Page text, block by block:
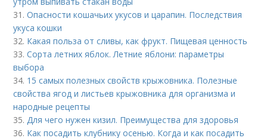
31.Опасности кошачьих укусов и царапин. Последствия
укуса кошки
32. Какая польза от сливы, как фрукт. Пищевая ценность
33.Сорта летних яблок. Летние яблони: параметры
выбора
34. 15 самых полезных свойств крыжовника. Полезные
свойства ягод и листьев крыжовника для организма и
народные рецепты
35. Для чего нужен кизил. Преимущества для здоровья
36. Как посадить клубнику осенью. Когда и как посадить